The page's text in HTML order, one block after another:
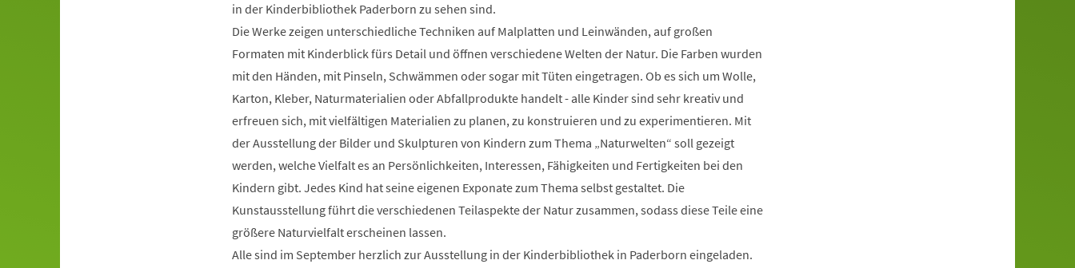
in der Kinderbibliothek Paderborn zu sehen sind.
Die Werke zeigen unterschiedliche Techniken auf Malplatten und Leinwänden, auf großen
Formaten mit Kinderblick fürs Detail und öffnen verschiedene Welten der Natur. Die Farben wurden
mit den Händen, mit Pinseln, Schwämmen oder sogar mit Tüten eingetragen. Ob es sich um Wolle,
Karton, Kleber, Naturmaterialien oder Abfallprodukte handelt - alle Kinder sind sehr kreativ und
erfreuen sich, mit vielfältigen Materialien zu planen, zu konstruieren und zu experimentieren. Mit
der Ausstellung der Bilder und Skulpturen von Kindern zum Thema „Naturwelten“ soll gezeigt
werden, welche Vielfalt es an Persönlichkeiten, Interessen, Fähigkeiten und Fertigkeiten bei den
Kindern gibt. Jedes Kind hat seine eigenen Exponate zum Thema selbst gestaltet. Die
Kunstausstellung führt die verschiedenen Teilaspekte der Natur zusammen, sodass diese Teile eine
größere Naturvielfalt erscheinen lassen.
Alle sind im September herzlich zur Ausstellung in der Kinderbibliothek in Paderborn eingeladen.